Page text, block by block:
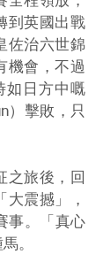
到英國出戰
佐治六世錦
機會，不過
如日方中嘅
）擊敗，只
之旅後，回
大震撼」，
事。「真心
。